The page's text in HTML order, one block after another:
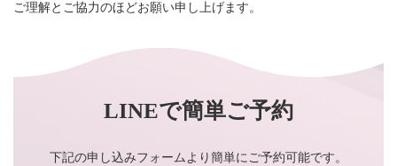
ご理解とご協力のほどお願い申し上げます。
LINEで簡単ご予約
下記の申し込みフォームより簡単にご予約可能です。